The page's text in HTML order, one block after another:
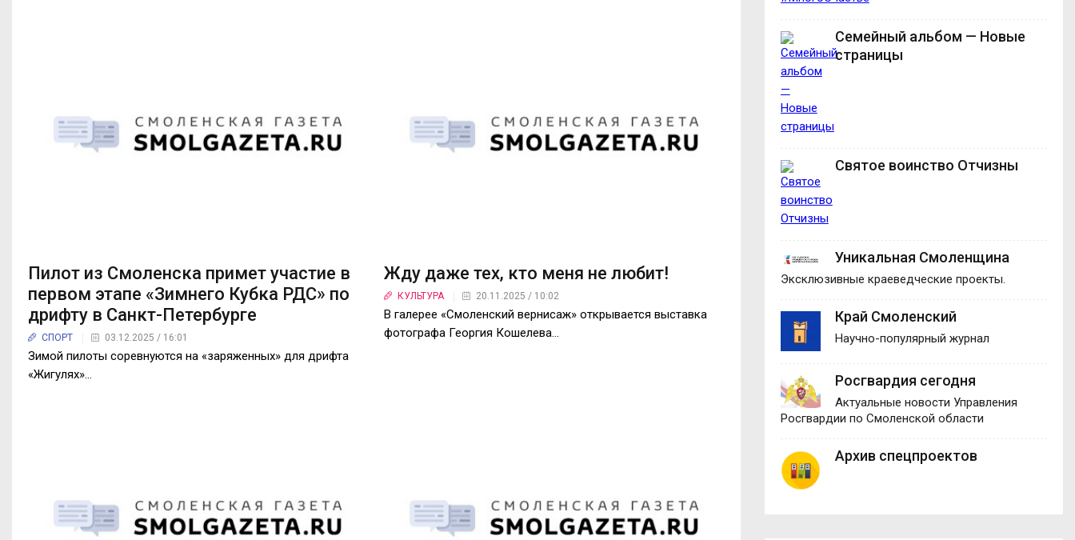
Пилот из Смоленска примет участие в
первом этапе «Зимнего Кубка РДС» по
дрифту в Санкт-Петербурге
СПОРТ 03.12.2025 / 16:01
Зимой пилоты соревнуются на «заряженных» для дрифта
«Жигулях»...
Жду даже тех, кто меня не любит!
КУЛЬТУРА 20.11.2025 / 10:02
В галерее «Смоленский вернисаж» открывается выставка
фотографа Георгия Кошелева…
Семейный альбом — Новые
страницы
Святое воинство Отчизны
Уникальная Смоленщина
Эксклюзивные краеведческие проекты.
Край Смоленский
Научно-популярный журнал
Росгвардия сегодня
Актуальные новости Управления
Росгвардии по Смоленской области
Архив спецпроектов